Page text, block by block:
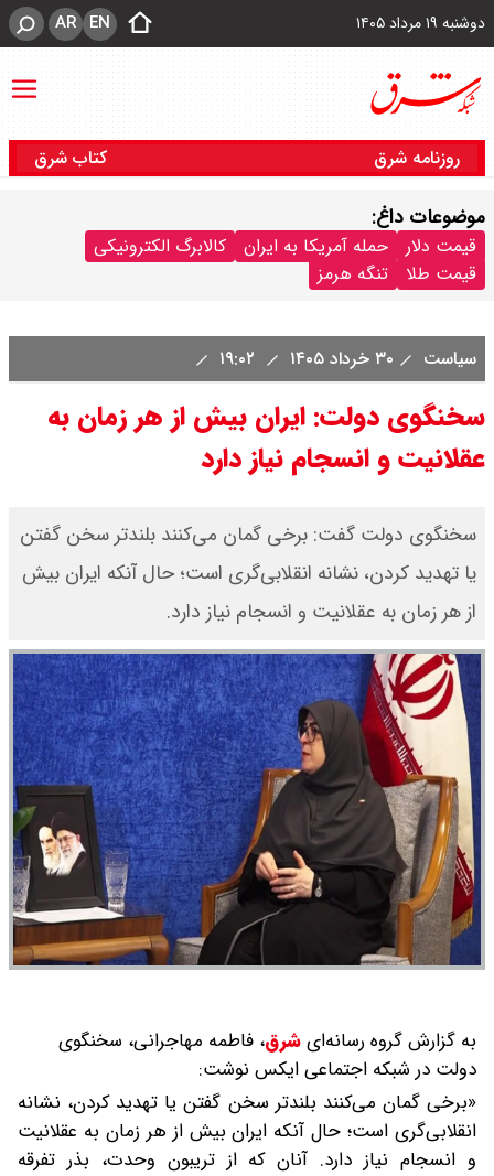
دوشنبه ۱۹ مرداد ۱۴۰۵ EN
AR
روزنامه شرق کتاب شرق
موضوعات داغ:
قیمت دلار حمله آمریکا به ایران
کالابرگ الکترونیکی
قیمت طلا
تنگه هرمز
سیاست ۳۰ خرداد ۱۴۰۵
سخنگوی دولت: ایران بیش از هر زمان به
عقلانیت و انسجام نیاز دارد
سخنگوی دولت گفت: برخی گمان می‌کنند بلندتر سخن گفتن
یا تهدید کردن، نشانه انقلابی‌گری است؛ حال آنکه ایران بیش
از هر زمان به عقلانیت و انسجام نیاز دارد.
به گزارش گروه رسانه‌ایشرق، فاطمه مهاجرانی، سخنگوی
دولت در شبکه اجتماعی ایکس نوشت:
«برخی گمان می‌کنند بلندتر سخن گفتن یا تهدید کردن، نشانه
انقلابی‌گری است؛ حال آنکه ایران بیش از هر زمان به عقلانیت
و انسجام نیاز دارد. آنان که از تریبون وحدت، بذر تفرقه